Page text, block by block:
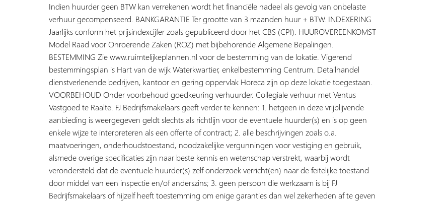
Indien huurder geen BTW kan verrekenen wordt het financiële nadeel als gevolg van onbelaste
verhuur gecompenseerd. BANKGARANTIE Ter grootte van 3 maanden huur + BTW. INDEXERING
Jaarlijks conform het prijsindexcijfer zoals gepubliceerd door het CBS (CPI). HUUROVEREENKOMST
Model Raad voor Onroerende Zaken (ROZ) met bijbehorende Algemene Bepalingen.
BESTEMMING Zie www.ruimtelijkeplannen.nl voor de bestemming van de lokatie. Vigerend
bestemmingsplan is Hart van de wijk Waterkwartier, enkelbestemming Centrum. Detailhandel
dienstverlenende bedrijven, kantoor en gering oppervlak Horeca zijn op deze lokatie toegestaan.
VOORBEHOUD Onder voorbehoud goedkeuring verhuurder. Collegiale verhuur met Ventus
Vastgoed te Raalte. FJ Bedrijfsmakelaars geeft verder te kennen: 1. hetgeen in deze vrijblijvende
aanbieding is weergegeven geldt slechts als richtlijn voor de eventuele huurder(s) en is op geen
enkele wijze te interpreteren als een offerte of contract; 2. alle beschrijvingen zoals o.a.
maatvoeringen, onderhoudstoestand, noodzakelijke vergunningen voor vestiging en gebruik,
alsmede overige specificaties zijn naar beste kennis en wetenschap verstrekt, waarbij wordt
verondersteld dat de eventuele huurder(s) zelf onderzoek verricht(en) naar de feitelijke toestand
door middel van een inspectie en/of anderszins; 3. geen persoon die werkzaam is bij FJ
Bedrijfsmakelaars of hijzelf heeft toestemming om enige garanties dan wel zekerheden af te geven